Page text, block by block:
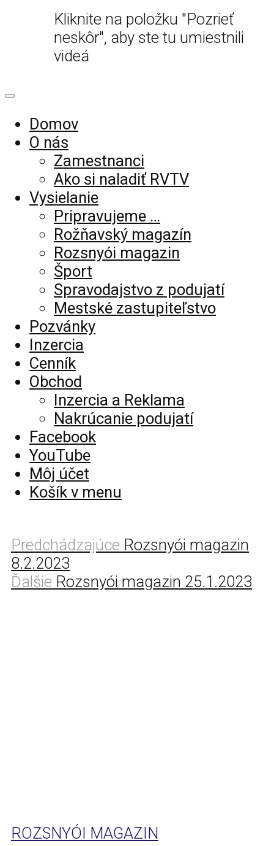
Kliknite na položku "Pozrieť
neskôr", aby ste tu umiestnili
videá
Domov
O nás
Zamestnanci
Ako si naladiť RVTV
Vysielanie
Pripravujeme …
Rožňavský magazín
Rozsnyói magazin
Šport
Spravodajstvo z podujatí
Mestské zastupiteľstvo
Pozvánky
Inzercia
Cenník
Obchod
Inzercia a Reklama
Nakrúcanie podujatí
Facebook
YouTube
Môj účet
Košík v menu
Predchádzajúce Rozsnyói magazin
8.2.2023
Ďalšie Rozsnyói magazin 25.1.2023
ROZSNYÓI MAGAZIN